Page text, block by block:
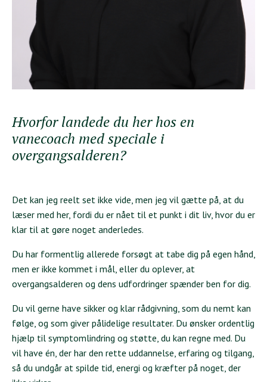
Hvorfor landede du her hos en
vanecoach med speciale i
overgangsalderen?
Det kan jeg reelt set ikke vide, men jeg vil gætte på, at du
læser med her, fordi du er nået til et punkt i dit liv, hvor du er
klar til at gøre noget anderledes.
Du har formentlig allerede forsøgt at tabe dig på egen hånd,
men er ikke kommet i mål, eller du oplever, at
overgangsalderen og dens udfordringer spænder ben for dig.
Du vil gerne have sikker og klar rådgivning, som du nemt kan
følge, og som giver pålidelige resultater. Du ønsker ordentlig
hjælp til symptomlindring og støtte, du kan regne med. Du
vil have én, der har den rette uddannelse, erfaring og tilgang,
så du undgår at spilde tid, energi og kræfter på noget, der